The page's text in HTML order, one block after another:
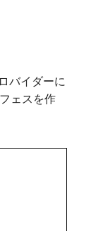
バイダーに
ェスを作